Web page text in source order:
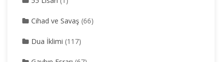
Cihad ve Savaş (66)
Dua İklimi (117)